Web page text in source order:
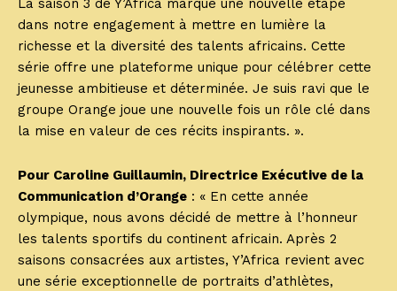
La saison 3 de Y’Africa marque une nouvelle étape
dans notre engagement à mettre en lumière la
richesse et la diversité des talents africains. Cette
série offre une plateforme unique pour célébrer cette
jeunesse ambitieuse et déterminée. Je suis ravi que le
groupe Orange joue une nouvelle fois un rôle clé dans
la mise en valeur de ces récits inspirants. ».
Pour Caroline Guillaumin, Directrice Exécutive de la
Communication d’Orange : « En cette année
olympique, nous avons décidé de mettre à l’honneur
les talents sportifs du continent africain. Après 2
saisons consacrées aux artistes, Y’Africa revient avec
une série exceptionnelle de portraits d’athlètes,